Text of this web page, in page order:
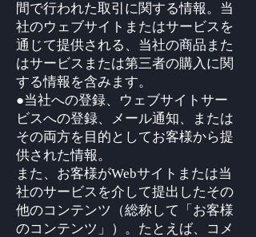
間で行われた取引に関する情報。当
社のウェブサイトまたはサービスを
通じて提供される、当社の商品また
はサービスまたは第三者の購入に関
する情報を含みます。
●当社への登録、ウェブサイトサー
ビスへの登録、メール通知、または
その両方を目的としてお客様から提
供された情報。
また、お客様がWebサイトまたは当
社のサービスを介して提出したその
他のコンテンツ（総称して「お客様
のコンテンツ」）。たとえば、コメ